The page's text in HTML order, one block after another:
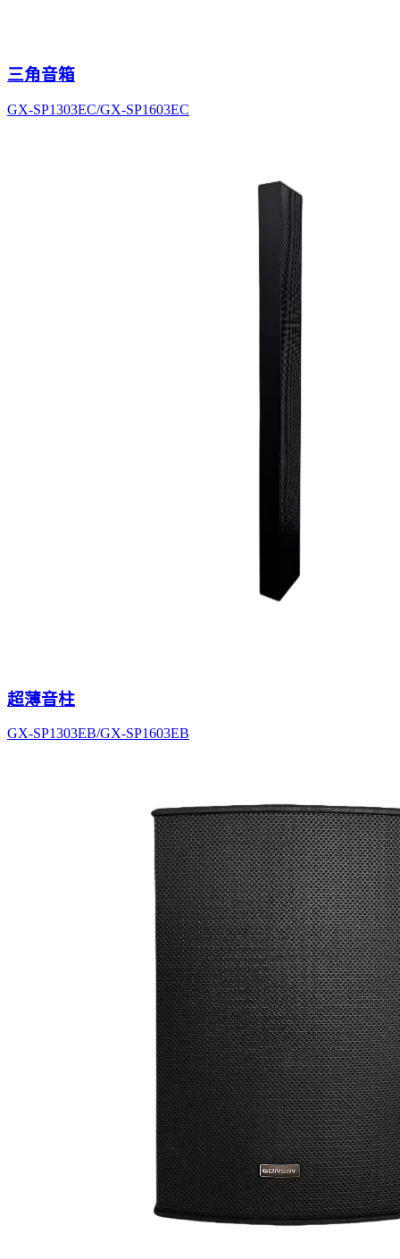
三角音箱
GX-SP1303EC/GX-SP1603EC
超薄音柱
GX-SP1303EB/GX-SP1603EB